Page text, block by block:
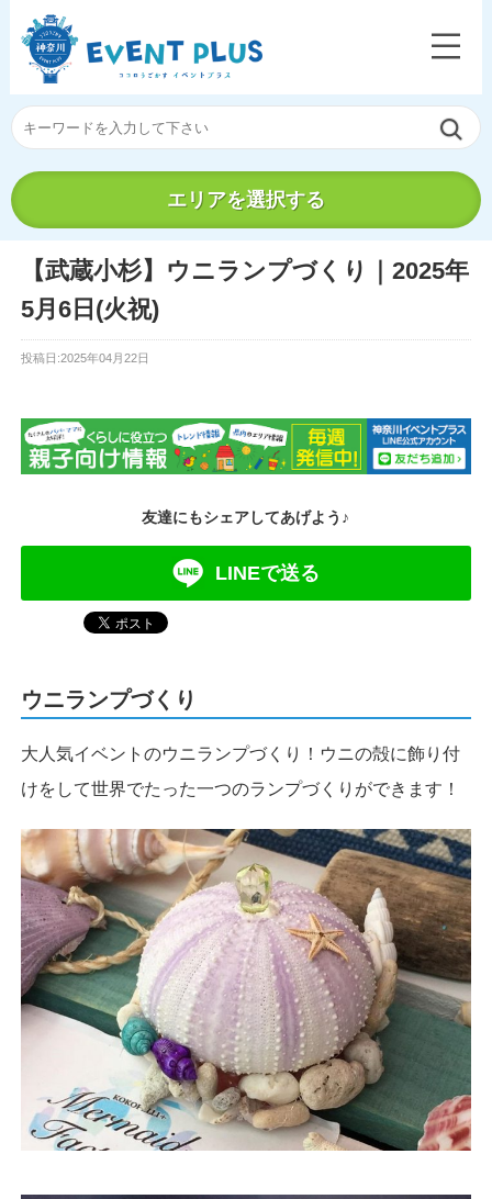
エリアを選択する
【武蔵小杉】ウニランプづくり｜2025年
5月6日(火祝)
投稿日:2025年04月22日
友達にもシェアしてあげよう♪
LINEで送る
ウニランプづくり
大人気イベントのウニランプづくり！ウニの殻に飾り付
けをして世界でたった一つのランプづくりができます！